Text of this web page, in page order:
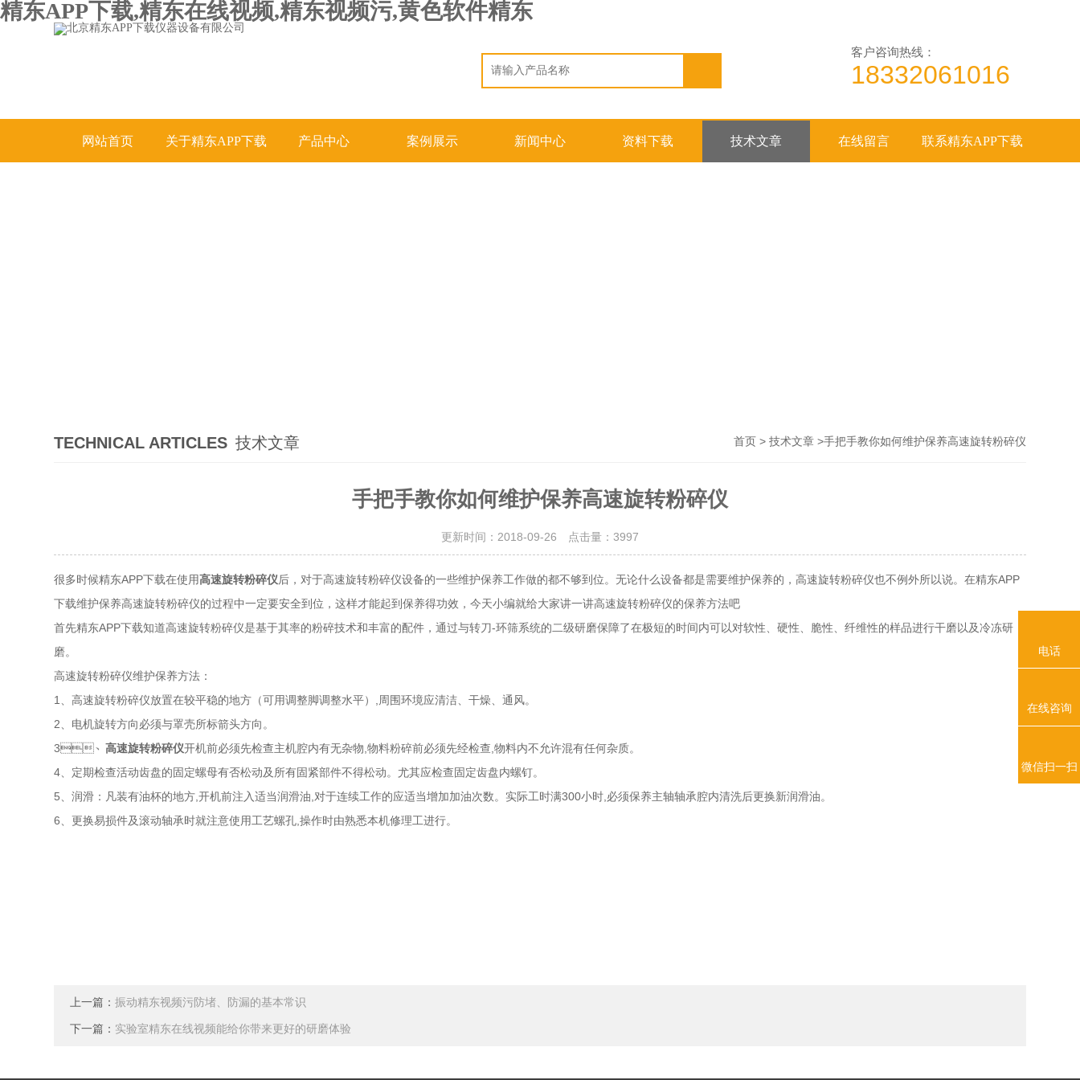
精东APP下载,精东在线视频,精东视频污,黄色软件精东
客户咨询热线：
18332061016
网站首页 关于精东APP下载 产品中心 案例展示 新闻中心 资料下载 技术文章 在线留言 联系精东APP下载
TECHNICAL ARTICLES 技术文章 首页> 技术文章>手把手教你如何维护保养高速旋转粉碎仪
手把手教你如何维护保养高速旋转粉碎仪
更新时间：2018-09-26 点击量： 3997
很多时候精东APP下载在使用高速旋转粉碎仪后，对于高速旋转粉碎仪设备的一些维护保养工作做的都不够到位。无论什么设备都是需要维护保养的，高速旋转粉碎仪也不例外所以说。在精东APP
下载维护保养高速旋转粉碎仪的过程中一定要安全到位，这样才能起到保养得功效，今天小编就给大家讲一讲高速旋转粉碎仪的保养方法吧
首先精东APP下载知道高速旋转粉碎仪是基于其率的粉碎技术和丰富的配件，通过与转刀-环筛系统的二级研磨保障了在极短的时间内可以对软性、硬性、脆性、纤维性的样品进行干磨以及冷冻研
磨。
高速旋转粉碎仪维护保养方法：
1、高速旋转粉碎仪放置在较平稳的地方（可用调整脚调整水平）,周围环境应清洁、干燥、通风。
2、电机旋转方向必须与罩壳所标箭头方向。
3、高速旋转粉碎仪开机前必须先检查主机腔内有无杂物,物料粉碎前必须先经检查,物料内不允许混有任何杂质。
4、定期检查活动齿盘的固定螺母有否松动及所有固紧部件不得松动。尤其应检查固定齿盘内螺钉。
5、润滑：凡装有油杯的地方,开机前注入适当润滑油,对于连续工作的应适当增加加油次数。实际工时满300小时,必须保养主轴轴承腔内清洗后更换新润滑油。
6、更换易损件及滚动轴承时就注意使用工艺螺孔,操作时由熟悉本机修理工进行。
上一篇：振动精东视频污防堵、防漏的基本常识
下一篇： 实验室精东在线视频能给你带来更好的研磨体验
电话
在线咨询
微信扫一扫